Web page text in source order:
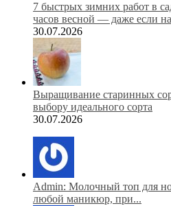
7 быстрых зимних работ в
часов весной — даже если
30.07.2026
Выращивание старинных
выбору идеального сорта
30.07.2026
Admin: Молочный топ для
любой маникюр, при...